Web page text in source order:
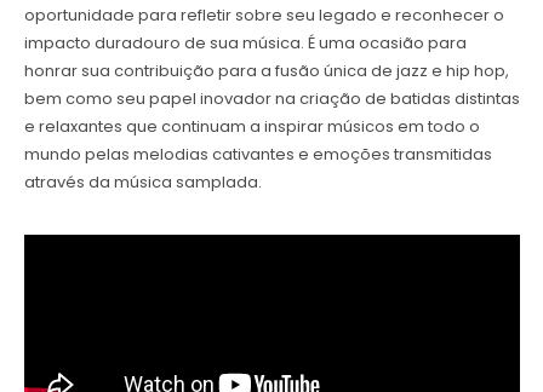
oportunidade para refletir sobre seu legado e reconhecer o
impacto duradouro de sua música. É uma ocasião para
honrar sua contribuição para a fusão única de jazz e hip hop,
bem como seu papel inovador na criação de batidas distintas
e relaxantes que continuam a inspirar músicos em todo o
mundo pelas melodias cativantes e emoções transmitidas
através da música samplada.